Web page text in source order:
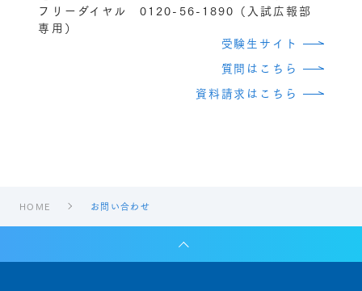
フリーダイヤル 0120-56-1890（入試広報部
専用）
受験生サイト
質問はこちら
資料請求はこちら
HOME お問い合わせ